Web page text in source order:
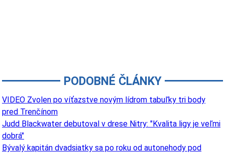
PODOBNÉ ČLÁNKY
VIDEO Zvolen po víťazstve novým lídrom tabuľky tri body
pred Trenčínom
Judd Blackwater debutoval v drese Nitry: "Kvalita ligy je veľmi
dobrá"
Bývalý kapitán dvadsiatky sa po roku od autonehody pod